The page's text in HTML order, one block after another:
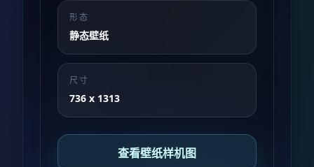
形态
静态壁纸
尺寸
736 x 1313
查看壁纸样机图